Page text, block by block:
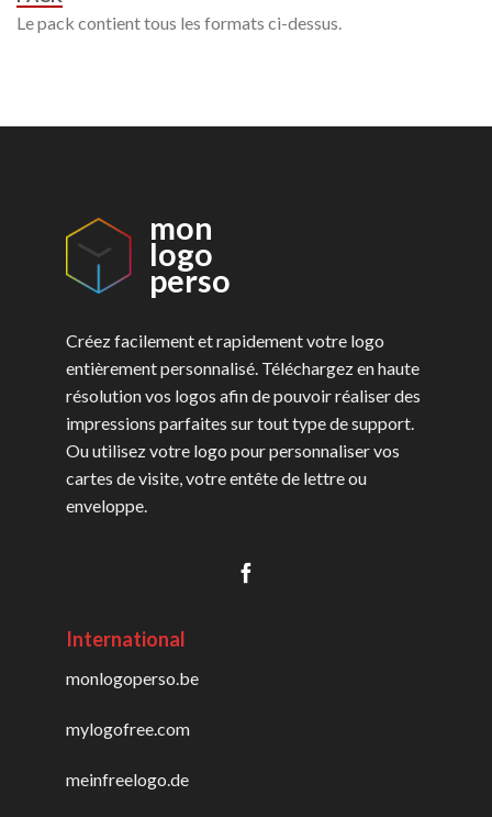
Le pack contient tous les formats ci-dessus.
mon
logo
perso
Créez facilement et rapidement votre logo
entièrement personnalisé. Téléchargez en haute
résolution vos logos afin de pouvoir réaliser des
impressions parfaites sur tout type de support.
Ou utilisez votre logo pour personnaliser vos
cartes de visite, votre entête de lettre ou
enveloppe.
International
monlogoperso.be
mylogofree.com
meinfreelogo.de